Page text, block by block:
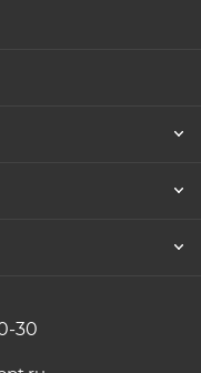
30